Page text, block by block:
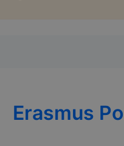
Erasmus